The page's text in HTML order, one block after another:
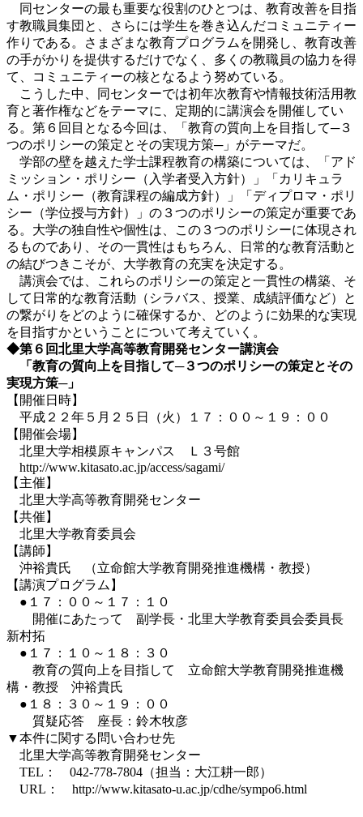
同センターの最も重要な役割のひとつは、教育改善を目指
す教職員集団と、さらには学生を巻き込んだコミュニティー
作りである。さまざまな教育プログラムを開発し、教育改善
の手がかりを提供するだけでなく、多くの教職員の協力を得
て、コミュニティーの核となるよう努めている。
こうした中、同センターでは初年次教育や情報技術活用教
育と著作権などをテーマに、定期的に講演会を開催してい
る。第６回目となる今回は、「教育の質向上を目指して─３
つのポリシーの策定とその実現方策─」がテーマだ。
学部の壁を越えた学士課程教育の構築については、「アド
ミッション・ポリシー（入学者受入方針）」「カリキュラ
ム・ポリシー（教育課程の編成方針）」「ディプロマ・ポリ
シー（学位授与方針）」の３つのポリシーの策定が重要であ
る。大学の独自性や個性は、この３つのポリシーに体現され
るものであり、その一貫性はもちろん、日常的な教育活動と
の結びつきこそが、大学教育の充実を決定する。
講演会では、これらのポリシーの策定と一貫性の構築、そ
して日常的な教育活動（シラバス、授業、成績評価など）と
の繋がりをどのように確保するか、どのように効果的な実現
を目指すかということについて考えていく。
◆第６回北里大学高等教育開発センター講演会
「教育の質向上を目指して─３つのポリシーの策定とその
実現方策─」
【開催日時】
平成２２年５月２５日（火）１７：００～１９：００
【開催会場】
北里大学相模原キャンパス Ｌ３号館
http://www.kitasato.ac.jp/access/sagami/
【主催】
北里大学高等教育開発センター
【共催】
北里大学教育委員会
【講師】
沖裕貴氏 （立命館大学教育開発推進機構・教授）
【講演プログラム】
●１７：００～１７：１０
開催にあたって 副学長・北里大学教育委員会委員長
新村拓
●１７：１０～１８：３０
教育の質向上を目指して 立命館大学教育開発推進機
構・教授 沖裕貴氏
●１８：３０～１９：００
質疑応答 座長：鈴木牧彦
▼本件に関する問い合わせ先
北里大学高等教育開発センター
TEL： 042-778-7804（担当：大江耕一郎）
URL： http://www.kitasato-u.ac.jp/cdhe/sympo6.html